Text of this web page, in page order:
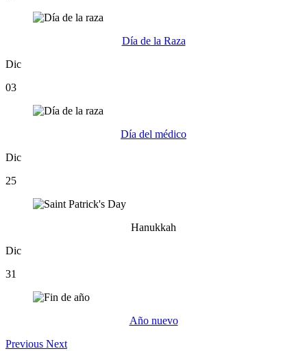
Día de la Raza
Dic
03
Día del médico
Dic
25
Hanukkah
Dic
31
Año nuevo
Previous Next